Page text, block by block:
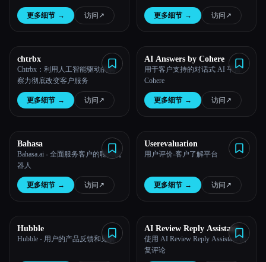
Esc
更多细节 → 访问 ↗︎ 更多细节 → 访问 ↗︎
chtrbx
Chtrbx：利用人工智能驱动的洞
察力彻底改变客户服务
更多细节 → 访问 ↗︎
AI Answers by Cohere
用于客户支持的对话式 AI 平台 -
Cohere
更多细节 → 访问 ↗︎
Bahasa
Bahasa.ai - 全面服务客户的聊天机
器人
更多细节 → 访问 ↗︎
Userevaluation
用户评价-客户了解平台
更多细节 → 访问 ↗︎
Hubble
Hubble - 用户的产品反馈和见解
AI Review Reply Assistant
使用 AI Review Reply Assistant 回
复评论